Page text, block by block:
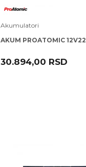
Akumulatori
AKUM PROATOMIC
30.894,00 RSD